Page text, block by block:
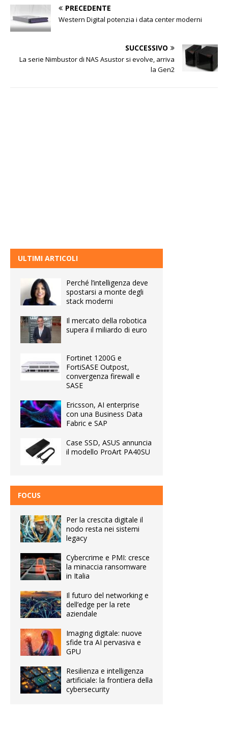
PRECEDENTE
Western Digital potenzia i data center moderni
SUCCESSIVO
La serie Nimbustor di NAS Asustor si evolve, arriva
la Gen2
ULTIMI ARTICOLI
Perché l’intelligenza deve
spostarsi a monte degli
stack moderni
Il mercato della robotica
supera il miliardo di euro
Fortinet 1200G e
FortiSASE Outpost,
convergenza firewall e
SASE
Ericsson, AI enterprise
con una Business Data
Fabric e SAP
Case SSD, ASUS annuncia
il modello ProArt PA40SU
FOCUS
Per la crescita digitale il
nodo resta nei sistemi
legacy
Cybercrime e PMI: cresce
la minaccia ransomware
in Italia
Il futuro del networking e
dell’edge per la rete
aziendale
Imaging digitale: nuove
sfide tra AI pervasiva e
GPU
Resilienza e intelligenza
artificiale: la frontiera della
cybersecurity